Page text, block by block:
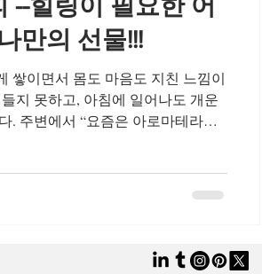
형태의 고시급 알바를 통해 추가 수
3) 단기
--힐링이 필요한 어
만의 선물!!!
쌓이면서 몸도 마음도 지친 느낌이
지 못하고, 아침에 일어나도 개운
. 주변에서 “요즘은 아로마테라피
어떤 점이 만족스러웠는지, 그리고
아로마테라피 요즘 누구나 스트레
살아간다. 나 역시 업무 과중, 스마